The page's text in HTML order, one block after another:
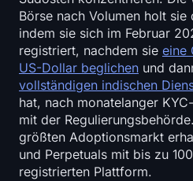
Börse nach Volumen holt
indem sie sich im Februar
registriert, nachdem sie eine
US-Dollar beglichen und
vollständigen indischen
hat, nach monatelanger
mit der
größten Adoptionsmarkt
und Perpetuals mit bis zu
registrierten Plattform.